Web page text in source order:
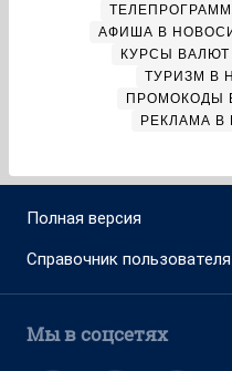
АФИША В
КУРСЫ
ТУРИЗМ В
ПРОМОКОДЫ
РЕКЛАМА В
Полная версия
Справочник
Мы в соцсетях